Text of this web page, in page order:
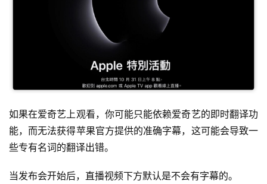
如果在爱奇艺上观看，你可能只能依赖爱奇艺的即时翻译功
能，而无法获得苹果官方提供的准确字幕，这可能会导致一
些专有名词的翻译出错。
当发布会开始后，直播视频下方默认是不会有字幕的。